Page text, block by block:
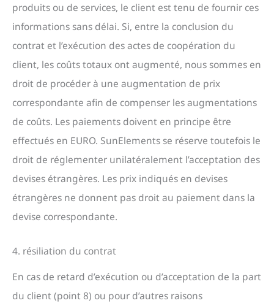
produits ou de services, le client est tenu de fournir ces
informations sans délai. Si, entre la conclusion du
contrat et l’exécution des actes de coopération du
client, les coûts totaux ont augmenté, nous sommes en
droit de procéder à une augmentation de prix
correspondante afin de compenser les augmentations
de coûts. Les paiements doivent en principe être
effectués en EURO. SunElements se réserve toutefois le
droit de réglementer unilatéralement l’acceptation des
devises étrangères. Les prix indiqués en devises
étrangères ne donnent pas droit au paiement dans la
devise correspondante.
4. résiliation du contrat
En cas de retard d’exécution ou d’acceptation de la part
du client (point 8) ou pour d’autres raisons